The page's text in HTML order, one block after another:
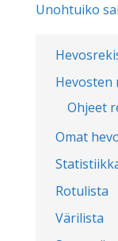
Ohjeet
Omat
Rotulista
Värilista
Unohtuiko